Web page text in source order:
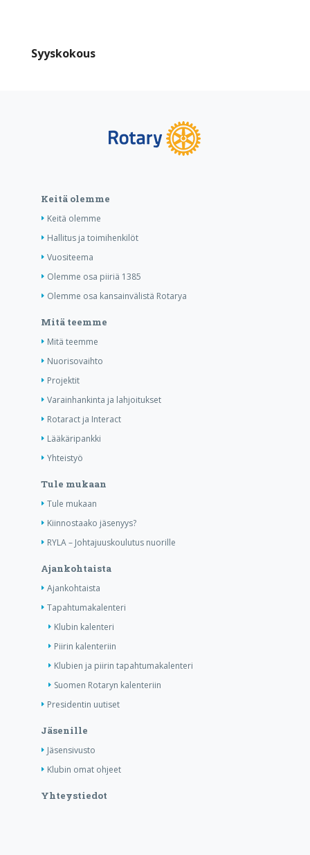
Syyskokous
Keitä olemme
Keitä olemme
Hallitus ja toimihenkilöt
Vuositeema
Olemme osa piiriä 1385
Olemme osa kansainvälistä Rotarya
Mitä teemme
Mitä teemme
Nuorisovaihto
Projektit
Varainhankinta ja lahjoitukset
Rotaract ja Interact
Lääkäripankki
Yhteistyö
Tule mukaan
Tule mukaan
Kiinnostaako jäsenyys?
RYLA – Johtajuuskoulutus nuorille
Ajankohtaista
Ajankohtaista
Tapahtumakalenteri
Klubin kalenteri
Piirin kalenteriin
Klubien ja piirin tapahtumakalenteri
Suomen Rotaryn kalenteriin
Presidentin uutiset
Jäsenille
Jäsensivusto
Klubin omat ohjeet
Yhteystiedot